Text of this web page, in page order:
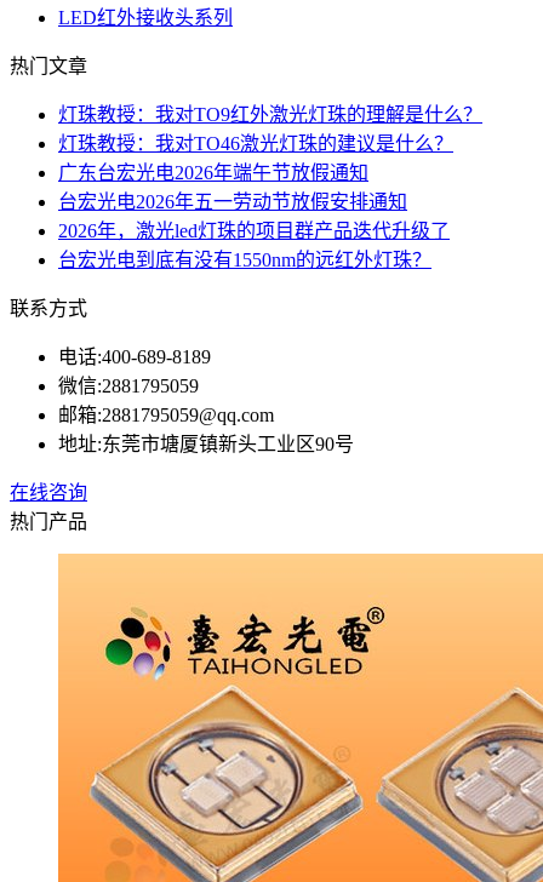
LED红外接收头系列
热门文章
灯珠教授：我对TO9红外激光灯珠的理解是什么？
灯珠教授：我对TO46激光灯珠的建议是什么？
广东台宏光电2026年端午节放假通知
台宏光电2026年五一劳动节放假安排通知
2026年，激光led灯珠的项目群产品迭代升级了
台宏光电到底有没有1550nm的远红外灯珠？
联系方式
电话:400-689-8189
微信:2881795059
邮箱:2881795059@qq.com
地址:东莞市塘厦镇新头工业区90号
在线咨询
热门产品